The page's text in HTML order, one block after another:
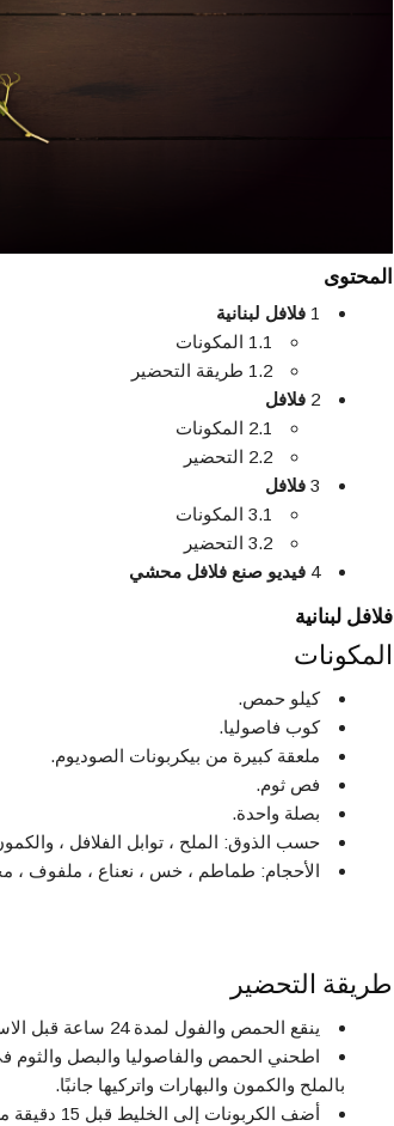
المحتوى
1 فلافل لبنانية
1.1 المكونات
1.2 طريقة التحضير
2 فلافل
2.1 المكونات
2.2 التحضير
3 فلافل
3.1 المكونات
3.2 التحضير
4 فيديو صنع فلافل محشي
فلافل لبنانية
المكونات
كيلو حمص.
كوب فاصوليا.
ملعقة كبيرة من بيكربونات الصوديوم.
فص ثوم.
بصلة واحدة.
حسب الذوق: الملح ، توابل الفلافل ،
الأحجام: طماطم ، خس ، نعناع ، ملفوف ،
طريقة التحضير
ينقع الحمص والفول لمدة 24 ساعة قبل الاستخدام.
اطحني الحمص والفاصوليا والبصل والثوم
بالملح والكمون والبهارات واتركيها جانبًا.
أضف الكربونات إلى الخليط قبل 15 دقيقة من القلي ، ثم اخلط جميع المكونات.